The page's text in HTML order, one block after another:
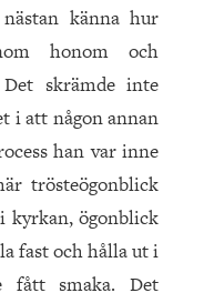
känna hur
honom och
skrämde inte
i att någon annan
han var inne
trösteögonblick
kyrkan, ögonblick
fast och hålla ut i
fått smaka. Det